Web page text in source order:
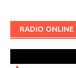
RADIO ONLINE